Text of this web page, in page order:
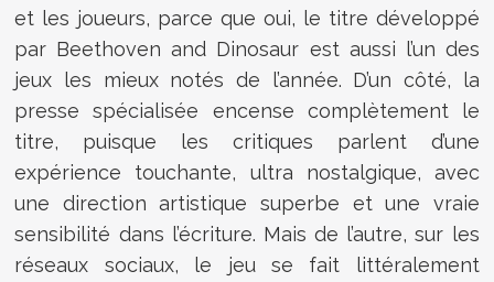
et les joueurs, parce que oui, le titre développé
par Beethoven and Dinosaur est aussi l’un des
jeux les mieux notés de l’année. D’un côté, la
presse spécialisée encense complètement le
titre, puisque les critiques parlent d’une
expérience touchante, ultra nostalgique, avec
une direction artistique superbe et une vraie
sensibilité dans l’écriture. Mais de l’autre, sur les
réseaux sociaux, le jeu se fait littéralement